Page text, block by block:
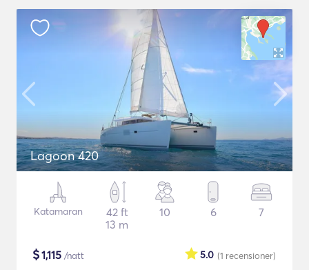
Lagoon 420
Katamaran
42 ft
13 m
10 6 7
$1,115 /natt (1 recensioner)
5.0